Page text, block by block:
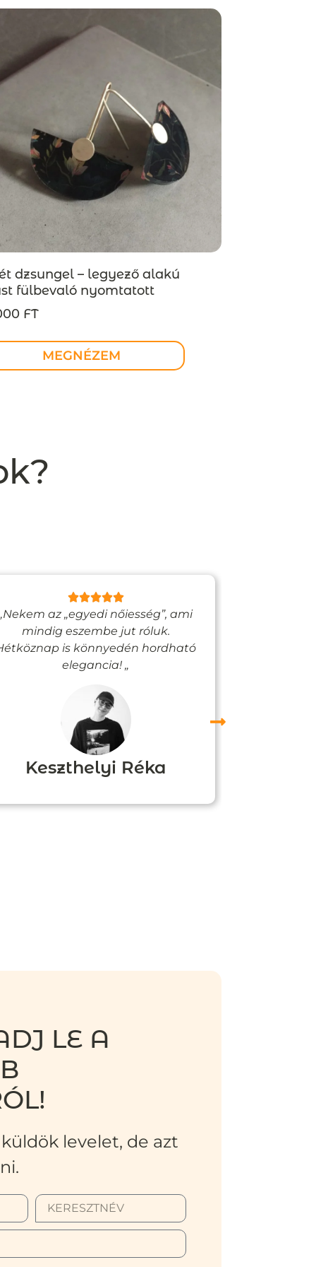
dzsungel – legyező alakú
fülbevaló nyomtatott
egzotikus mintával, új
FT
MEGNÉZEM
az „egyedi nőiesség”, ami
mindig eszembe jut róluk.
is könnyedén hordható
elegancia! „
Keszthelyi Réka
LE A
levelet, de azt